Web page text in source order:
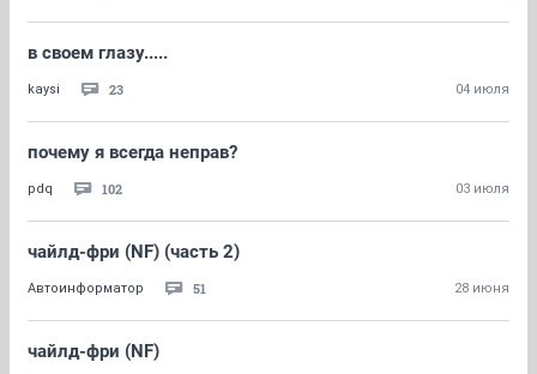
в своем глазу.....
kaysi 23 04 июля
почему я всегда неправ?
pdq 102 03 июля
чайлд-фри (NF) (часть 2)
Автоинформатор 51 28 июня
чайлд-фри (NF)